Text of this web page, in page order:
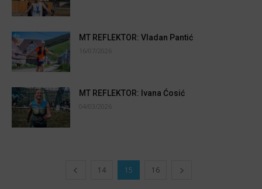
MT REFLEKTOR: Vladan Pantić
16/07/2026
MT REFLEKTOR: Ivana Ćosić
04/03/2026
14 15 16